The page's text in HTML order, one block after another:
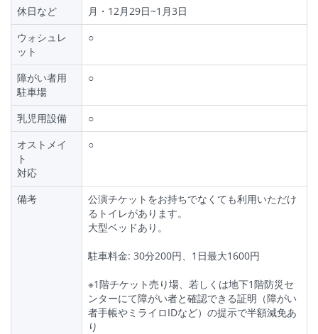
休日など
月・12月29日~1月3日
ウォシュレ
ット
○
障がい者用
駐車場
○
乳児用設備
○
オストメイ
ト
対応
○
備考
公演チケットをお持ちでなくても利用いただけ
るトイレがあります。
大型ベッドあり。
駐車料金: 30分200円、1日最大1600円
※1階チケット売り場、若しくは地下1階防災セ
ンターにて障がい者と確認できる証明（障がい
者手帳やミライロIDなど）の提示で半額減免あ
り